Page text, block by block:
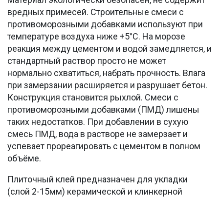
вредных примесей. Строительные смеси с
противоморозными добавками используют при
температуре воздуха ниже +5°С. На морозе
реакция между цементом и водой замедляется, и
стандартный раствор просто не может
нормально схватиться, набрать прочность. Влага
при замерзании расширяется и разрушает бетон.
Конструкция становится рыхлой. Смеси с
противоморозными добавками (ПМД) лишены
таких недостатков. При добавлении в сухую
смесь ПМД, вода в растворе не замерзает и
успевает прореагировать с цементом в полном
объёме.
Плиточный клей предназначен для укладки
(слой 2-15мм) керамической и клинкерной